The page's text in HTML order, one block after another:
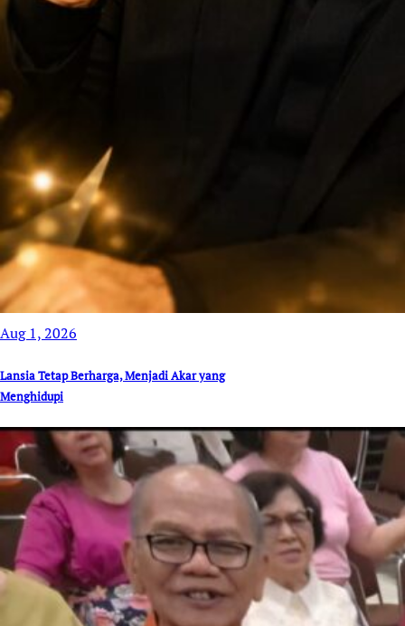
Aug 1, 2026
Lansia Tetap Berharga, Menjadi Akar yang
Menghidupi